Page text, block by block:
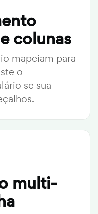
colunas
mapeiam para
o
se sua
multi-